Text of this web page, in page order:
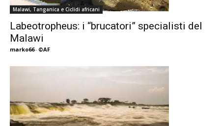
Malawi, Tanganica e Ciclidi africani
Labeotropheus: i “brucatori” specialisti del
Malawi
marko66- ©AF